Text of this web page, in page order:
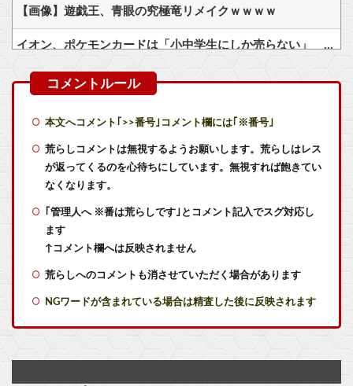
【画像】遊戯王、青眼の究極竜リメイクｗｗｗｗ
イオン、ポケモンカードは「小中学生にしか売らない」 転売対策の決断が「素晴らしい」
ファイファン10って分岐点だよな
【艦これ】ナマケモノアガノウサギ 他
【艦これ】てーいとーくさんっ♪ 他
【艦これ】競泳水着いんのかよ
【ななし】ねるちゃん「おじさんたち～！もりもり食べて元気だすのよ～」
本文へコメント｢>>番号｣コメント欄には｢※番号｣
荒らしコメントは無視するようお願いします。荒らしはレス
が返ってくるのを心待ちにしています。無視すれば飽きてい
なくなります。
｢管理人へ ※番は荒らしです｣とコメント記入でスグ対応し
ます
↑コメント欄へは反映されません
荒らしへのコメントも消させていただく場合があります
NGワードが含まれている場合は精査した後に反映されます